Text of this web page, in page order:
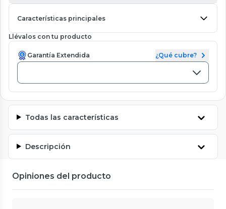
Características principales
Llévalos con tu producto
Garantía Extendida ¿Qué cubre?
Todas las características
Descripción
Opiniones del producto